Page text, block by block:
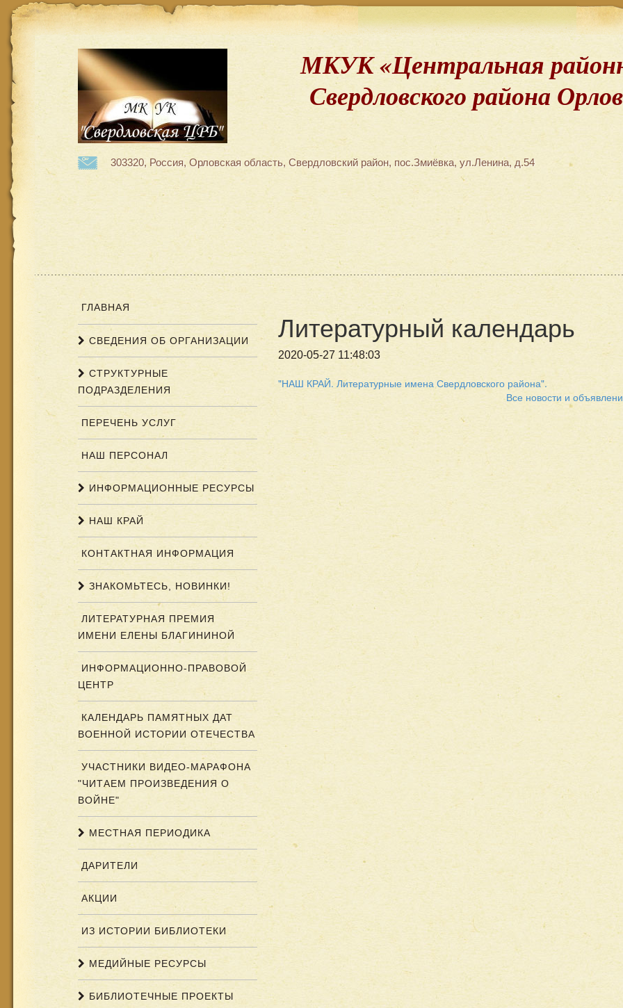
МКУК «Центральная
Свердловского района
303320, Россия, Орловская область, Свердловский район, пос.Змиёвка, ул.Ленина, д.54
Литературный календарь
2020-05-27 11:48:03
"НАШ КРАЙ. Литературные имена Свердловского района".
Все новости и
ГЛАВНАЯ
СВЕДЕНИЯ ОБ ОРГАНИЗАЦИИ
СТРУКТУРНЫЕ
ПОДРАЗДЕЛЕНИЯ
ПЕРЕЧЕНЬ УСЛУГ
НАШ ПЕРСОНАЛ
ИНФОРМАЦИОННЫЕ РЕСУРСЫ
НАШ КРАЙ
КОНТАКТНАЯ ИНФОРМАЦИЯ
ЗНАКОМЬТЕСЬ, НОВИНКИ!
ЛИТЕРАТУРНАЯ ПРЕМИЯ
ИМЕНИ ЕЛЕНЫ БЛАГИНИНОЙ
ИНФОРМАЦИОННО-ПРАВОВОЙ
ЦЕНТР
КАЛЕНДАРЬ ПАМЯТНЫХ ДАТ
ВОЕННОЙ ИСТОРИИ ОТЕЧЕСТВА
УЧАСТНИКИ ВИДЕО-МАРАФОНА
"ЧИТАЕМ ПРОИЗВЕДЕНИЯ О
ВОЙНЕ"
МЕСТНАЯ ПЕРИОДИКА
ДАРИТЕЛИ
АКЦИИ
ИЗ ИСТОРИИ БИБЛИОТЕКИ
МЕДИЙНЫЕ РЕСУРСЫ
БИБЛИОТЕЧНЫЕ ПРОЕКТЫ